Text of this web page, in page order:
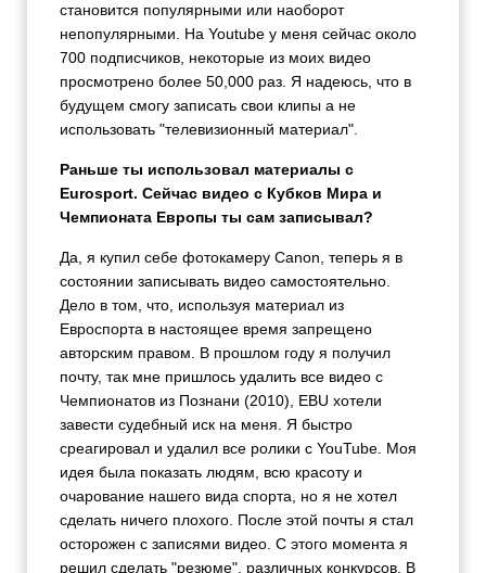
становится популярными или наоборот
непопулярными. На Youtube у меня сейчас около
700 подписчиков, некоторые из моих видео
просмотрено более 50,000 раз. Я надеюсь, что в
будущем смогу записать свои клипы а не
использовать "телевизионный материал".
Раньше ты использовал материалы с
Eurosport. Сейчас видео с Кубков Мира и
Чемпионата Европы ты сам записывал?
Да, я купил себе фотокамеру Canon, теперь я в
состоянии записывать видео самостоятельно.
Дело в том, что, используя материал из
Евроспорта в настоящее время запрещено
авторским правом. В прошлом году я получил
почту, так мне пришлось удалить все видео с
Чемпионатов из Познани (2010), EBU хотели
завести судебный иск на меня. Я быстро
среагировал и удалил все ролики с YouTube. Моя
идея была показать людям, всю красоту и
очарование нашего вида спорта, но я не хотел
сделать ничего плохого. После этой почты я стал
осторожен с записями видео. С этого момента я
решил сделать "резюме", различных конкурсов. В